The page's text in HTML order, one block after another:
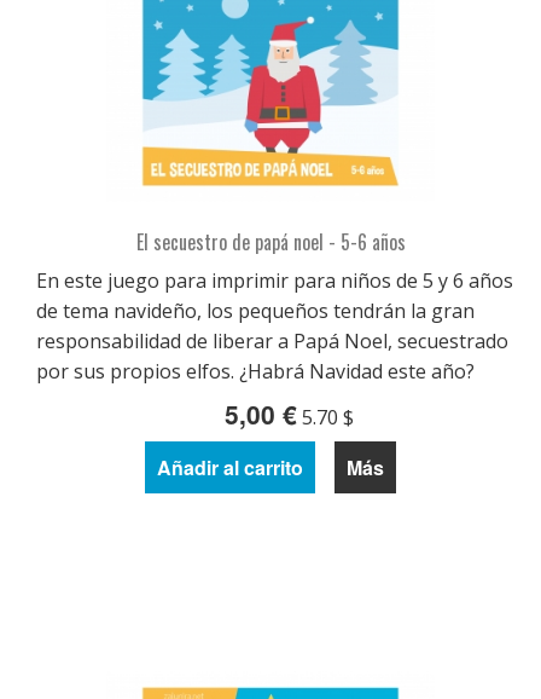
El secuestro de papá noel - 5-6 años
En este juego para imprimir para niños de 5 y 6 años
de tema navideño, los pequeños tendrán la gran
responsabilidad de liberar a Papá Noel, secuestrado
por sus propios elfos. ¿Habrá Navidad este año?
5,00 € 5.70 $
Añadir al carrito Más